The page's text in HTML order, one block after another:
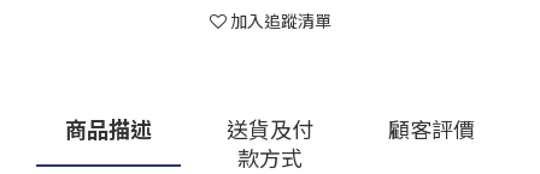
加入追蹤清單
商品描述
送貨及付
款方式
顧客評價